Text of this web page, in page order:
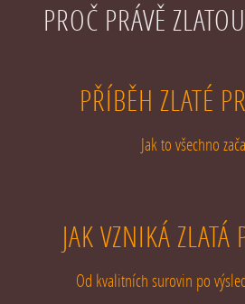
PROČ PRÁVĚ
PŘÍBĚH ZLATÉ
Jak to všechno
JAK VZNIKÁ
Od kvalitních surovin po